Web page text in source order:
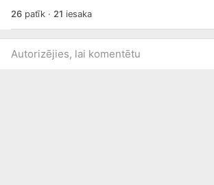
26patīk · 21 iesaka
Autorizējies, lai komentētu